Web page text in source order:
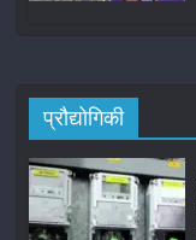
प्रौद्योगिकी